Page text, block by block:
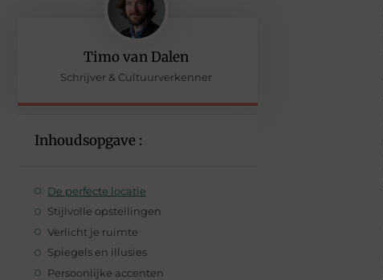
Timo van Dalen
Schrijver & Cultuurverkenner
Inhoudsopgave :
De perfecte locatie
Stijlvolle opstellingen
Verlicht je ruimte
Spiegels en illusies
Persoonlijke accenten